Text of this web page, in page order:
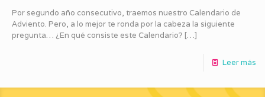
Por segundo año consecutivo, traemos nuestro Calendario de
Adviento. Pero, a lo mejor te ronda por la cabeza la siguiente
pregunta… ¿En qué consiste este Calendario? […]
Leer más